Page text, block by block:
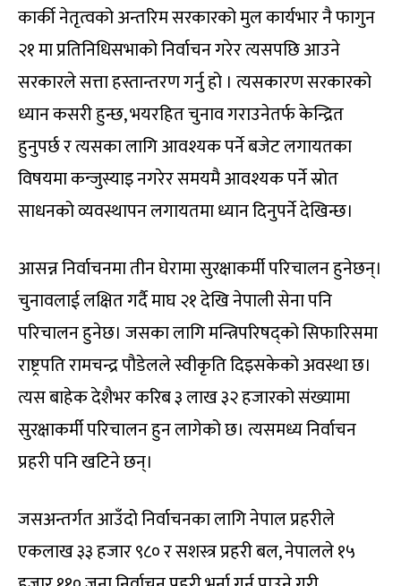
कार्की नेतृत्वको अन्तरिम सरकारको मुल कार्यभार नै फागुन
२१ मा प्रतिनिधिसभाको निर्वाचन गरेर त्यसपछि आउने
सरकारले सत्ता हस्तान्तरण गर्नु हो । त्यसकारण सरकारको
ध्यान कसरी हुन्छ, भयरहित चुनाव गराउनेतर्फ केन्द्रित
हुनुपर्छ र त्यसका लागि आवश्यक पर्ने बजेट लगायतका
विषयमा कन्जुस्याइ नगरेर समयमै आवश्यक पर्ने स्रोत
साधनको व्यवस्थापन लगायतमा ध्यान दिनुपर्ने देखिन्छ।
आसन्न निर्वाचनमा तीन घेरामा सुरक्षाकर्मी परिचालन हुनेछन्।
चुनावलाई लक्षित गर्दै माघ २१ देखि नेपाली सेना पनि
परिचालन हुनेछ। जसका लागि मन्त्रिपरिषद्को सिफारिसमा
राष्ट्रपति रामचन्द्र पौडेलले स्वीकृति दिइसकेको अवस्था छ।
त्यस बाहेक देशैभर करिब ३ लाख ३२ हजारको संख्यामा
सुरक्षाकर्मी परिचालन हुन लागेको छ। त्यसमध्य निर्वाचन
प्रहरी पनि खटिने छन्।
जसअन्तर्गत आउँदो निर्वाचनका लागि नेपाल प्रहरीले
एकलाख ३३ हजार ९८० र सशस्त्र प्रहरी बल, नेपालले १५